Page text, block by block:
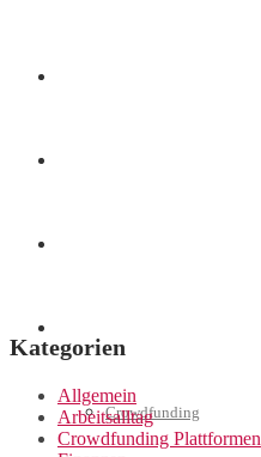
Crowdfunding
Kategorien
Allgemein
Arbeitsalltag
Crowdfunding Plattformen